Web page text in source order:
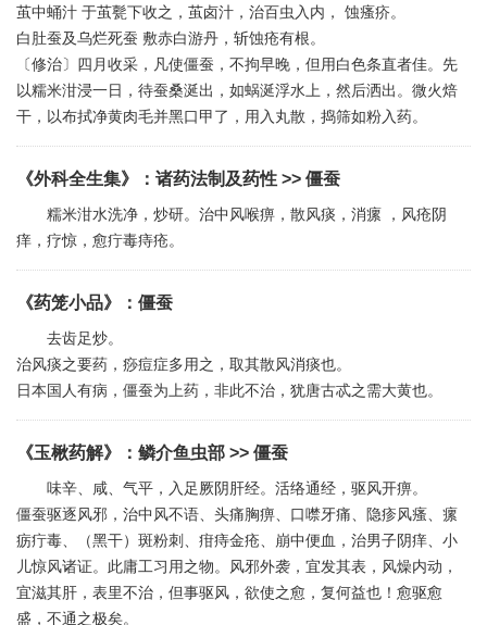
茧中蛹汁 于茧甏下收之，茧卤汁，治百虫入内， 蚀瘙疥。
白肚蚕及乌烂死蚕 敷赤白游丹，斩蚀疮有根。
〔修治〕四月收采，凡使僵蚕，不拘早晚，但用白色条直者佳。先
以糯米泔浸一日，待蚕桑涎出，如蜗涎浮水上，然后洒出。微火焙
干，以布拭净黄肉毛并黑口甲了，用入丸散，捣筛如粉入药。
《外科全生集》 ： 诸药法制及药性 >> 僵蚕
糯米泔水洗净，炒研。治中风喉痹，散风痰，消瘰 ，风疮阴
痒，疗惊，愈疔毒痔疮。
《药笼小品》 ： 僵蚕
去齿足炒。
治风痰之要药，痧痘症多用之，取其散风消痰也。
日本国人有病，僵蚕为上药，非此不治，犹唐古忒之需大黄也。
《玉楸药解》 ： 鳞介鱼虫部 >> 僵蚕
味辛、咸、气平，入足厥阴肝经。活络通经，驱风开痹。
僵蚕驱逐风邪，治中风不语、头痛胸痹、口噤牙痛、隐疹风瘙、瘰
疬疔毒、（黑干）斑粉刺、疳痔金疮、崩中便血，治男子阴痒、小
儿惊风诸证。此庸工习用之物。风邪外袭，宜发其表，风燥内动，
宜滋其肝，表里不治，但事驱风，欲使之愈，复何益也！愈驱愈
盛，不通之极矣。